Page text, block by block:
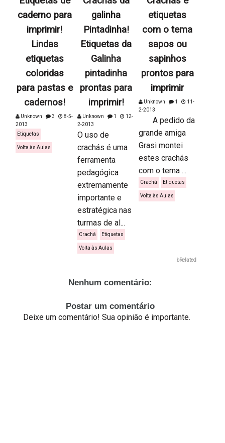
caderno para
imprimir!
Lindas
etiquetas
coloridas
para pastas e
cadernos!
Unknown 3
8-5-
2013
Etiquetas
Volta às Aulas
galinha
Pintadinha!
Etiquetas da
Galinha
pintadinha
prontas para
imprimir!
Unknown 1
12-
2-2013
O uso de
crachás é uma
ferramenta
pedagógica
extremamente
importante e
estratégica nas
turmas de al...
Crachá Etiquetas
Volta às Aulas
etiquetas
com o tema
sapos ou
sapinhos
prontos para
imprimir
Unknown 1
11-
2-2013
A pedido da
grande amiga
Grasi montei
estes crachás
com o tema ...
Crachá Etiquetas
Volta às Aulas
bRelated
Nenhum comentário:
Postar um comentário
Deixe um comentário! Sua opinião é importante.